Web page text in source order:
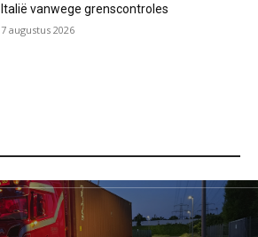
Italië vanwege grenscontroles
7 augustus 2026